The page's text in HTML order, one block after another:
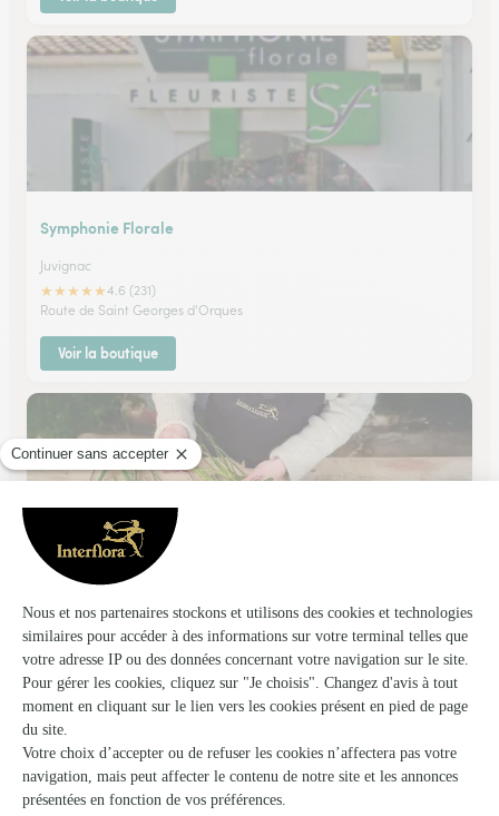
Symphonie Florale
Juvignac
★★★★★4.6 (231)
Route de Saint Georges d'Orques
Voir la boutique
Fleur Par Nature
Laverune
★
2, avenue du Château
Voir la boutique